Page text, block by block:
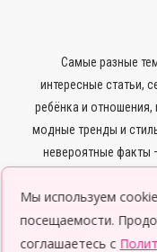
Самые разные
интересные статьи,
ребёнка и отношения,
модные тренды и
невероятные факты
Мы используем
посещаемости.
соглашаетесь с